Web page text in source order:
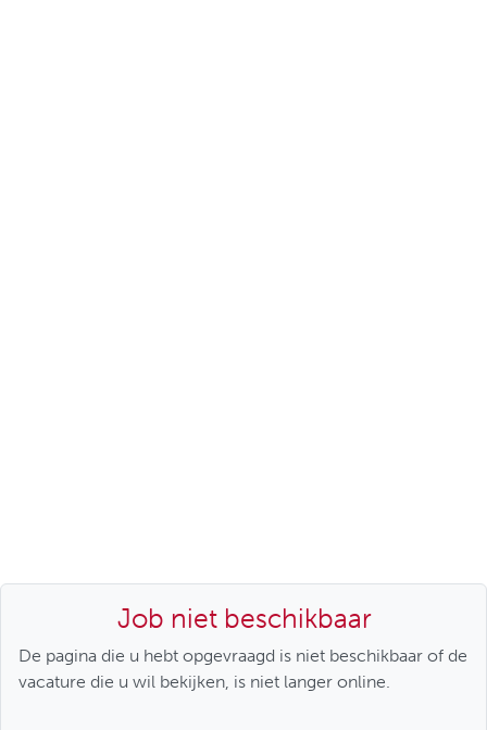
Job niet beschikbaar
De pagina die u hebt opgevraagd is niet beschikbaar of de
vacature die u wil bekijken, is niet langer online.